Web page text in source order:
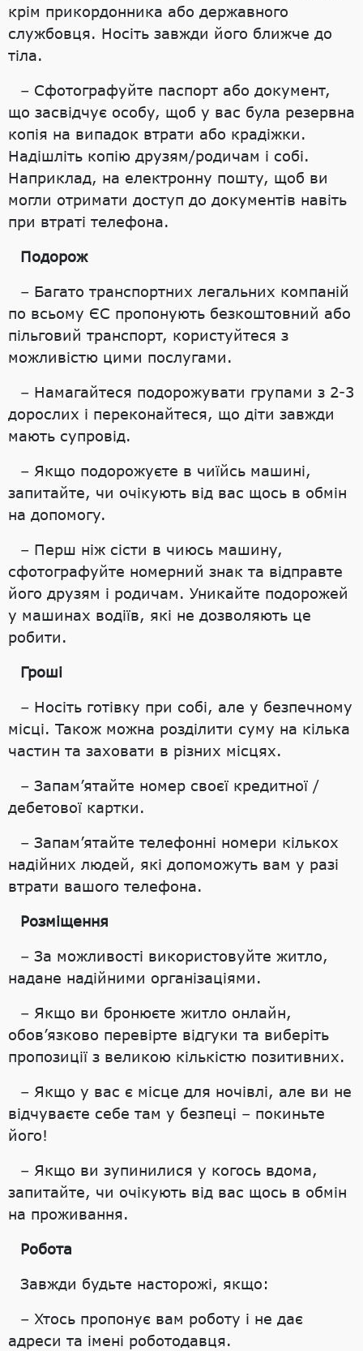
крім прикордонника або державного
службовця. Носіть завжди його ближче до
тіла.
– Сфотографуйте паспорт або документ,
що засвідчує особу, щоб у вас була резервна
копія на випадок втрати або крадіжки.
Надішліть копію друзям/родичам і собі.
Наприклад, на електронну пошту, щоб ви
могли отримати доступ до документів навіть
при втраті телефона.
Подорож
– Багато транспортних легальних компаній
по всьому ЄС пропонують безкоштовний або
пільговий транспорт, користуйтеся з
можливістю цими послугами.
– Намагайтеся подорожувати групами з 2-3
дорослих і переконайтеся, що діти завжди
мають супровід.
– Якщо подорожуєте в чиїйсь машині,
запитайте, чи очікують від вас щось в обмін
на допомогу.
– Перш ніж сісти в чиюсь машину,
сфотографуйте номерний знак та відправте
його друзям і родичам. Уникайте подорожей
у машинах водіїв, які не дозволяють це
робити.
Гроші
– Носіть готівку при собі, але у безпечному
місці. Також можна розділити суму на кілька
частин та заховати в різних місцях.
– Запам’ятайте номер своєї кредитної /
дебетової картки.
– Запам’ятайте телефонні номери кількох
надійних людей, які допоможуть вам у разі
втрати вашого телефона.
Розміщення
– За можливості використовуйте житло,
надане надійними організаціями.
– Якщо ви бронюєте житло онлайн,
обов’язково перевірте відгуки та виберіть
пропозиції з великою кількістю позитивних.
– Якщо у вас є місце для ночівлі, але ви не
відчуваєте себе там у безпеці – покиньте
його!
– Якщо ви зупинилися у когось вдома,
запитайте, чи очікують від вас щось в обмін
на проживання.
Робота
Завжди будьте насторожі, якщо:
– Хтось пропонує вам роботу і не дає
адреси та імені роботодавця.